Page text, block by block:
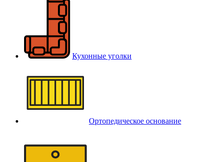
Кухонные уголки
Ортопедическое основание